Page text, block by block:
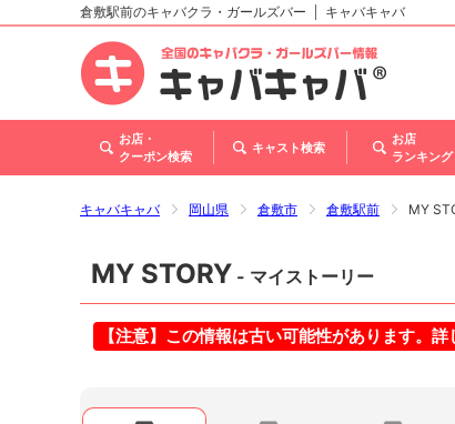
北海道
東北
甲信越・北陸
関西
倉敷駅前のキャバクラ・ガールズバー キャバキャバ
お店・
クーポン検索
キャスト検索
お店
ランキング
キャバキャバ 岡山県 倉敷市 倉敷駅前 MY
MY STORY - マイストーリー
【注意】この情報は古い可能性があります。